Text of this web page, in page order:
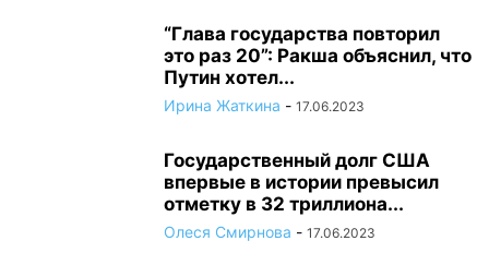
“Глава государства повторил
это раз 20”: Ракша объяснил, что
Путин хотел...
Ирина Жаткина - 17.06.2023
Государственный долг США
впервые в истории превысил
отметку в 32 триллиона...
Олеся Смирнова - 17.06.2023